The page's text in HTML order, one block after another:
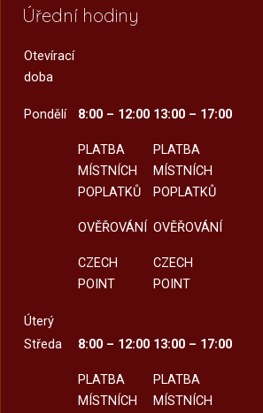
Úřední hodiny
Otevírací
doba
Pondělí 8:00 – 12:00
PLATBA
MÍSTNÍCH
POPLATKŮ
OVĚŘOVÁNÍ
CZECH
POINT
13:00 – 17:00
PLATBA
MÍSTNÍCH
POPLATKŮ
OVĚŘOVÁNÍ
CZECH
POINT
Úterý
Středa
8:00 – 12:00
PLATBA
MÍSTNÍCH
13:00 – 17:00
PLATBA
MÍSTNÍCH